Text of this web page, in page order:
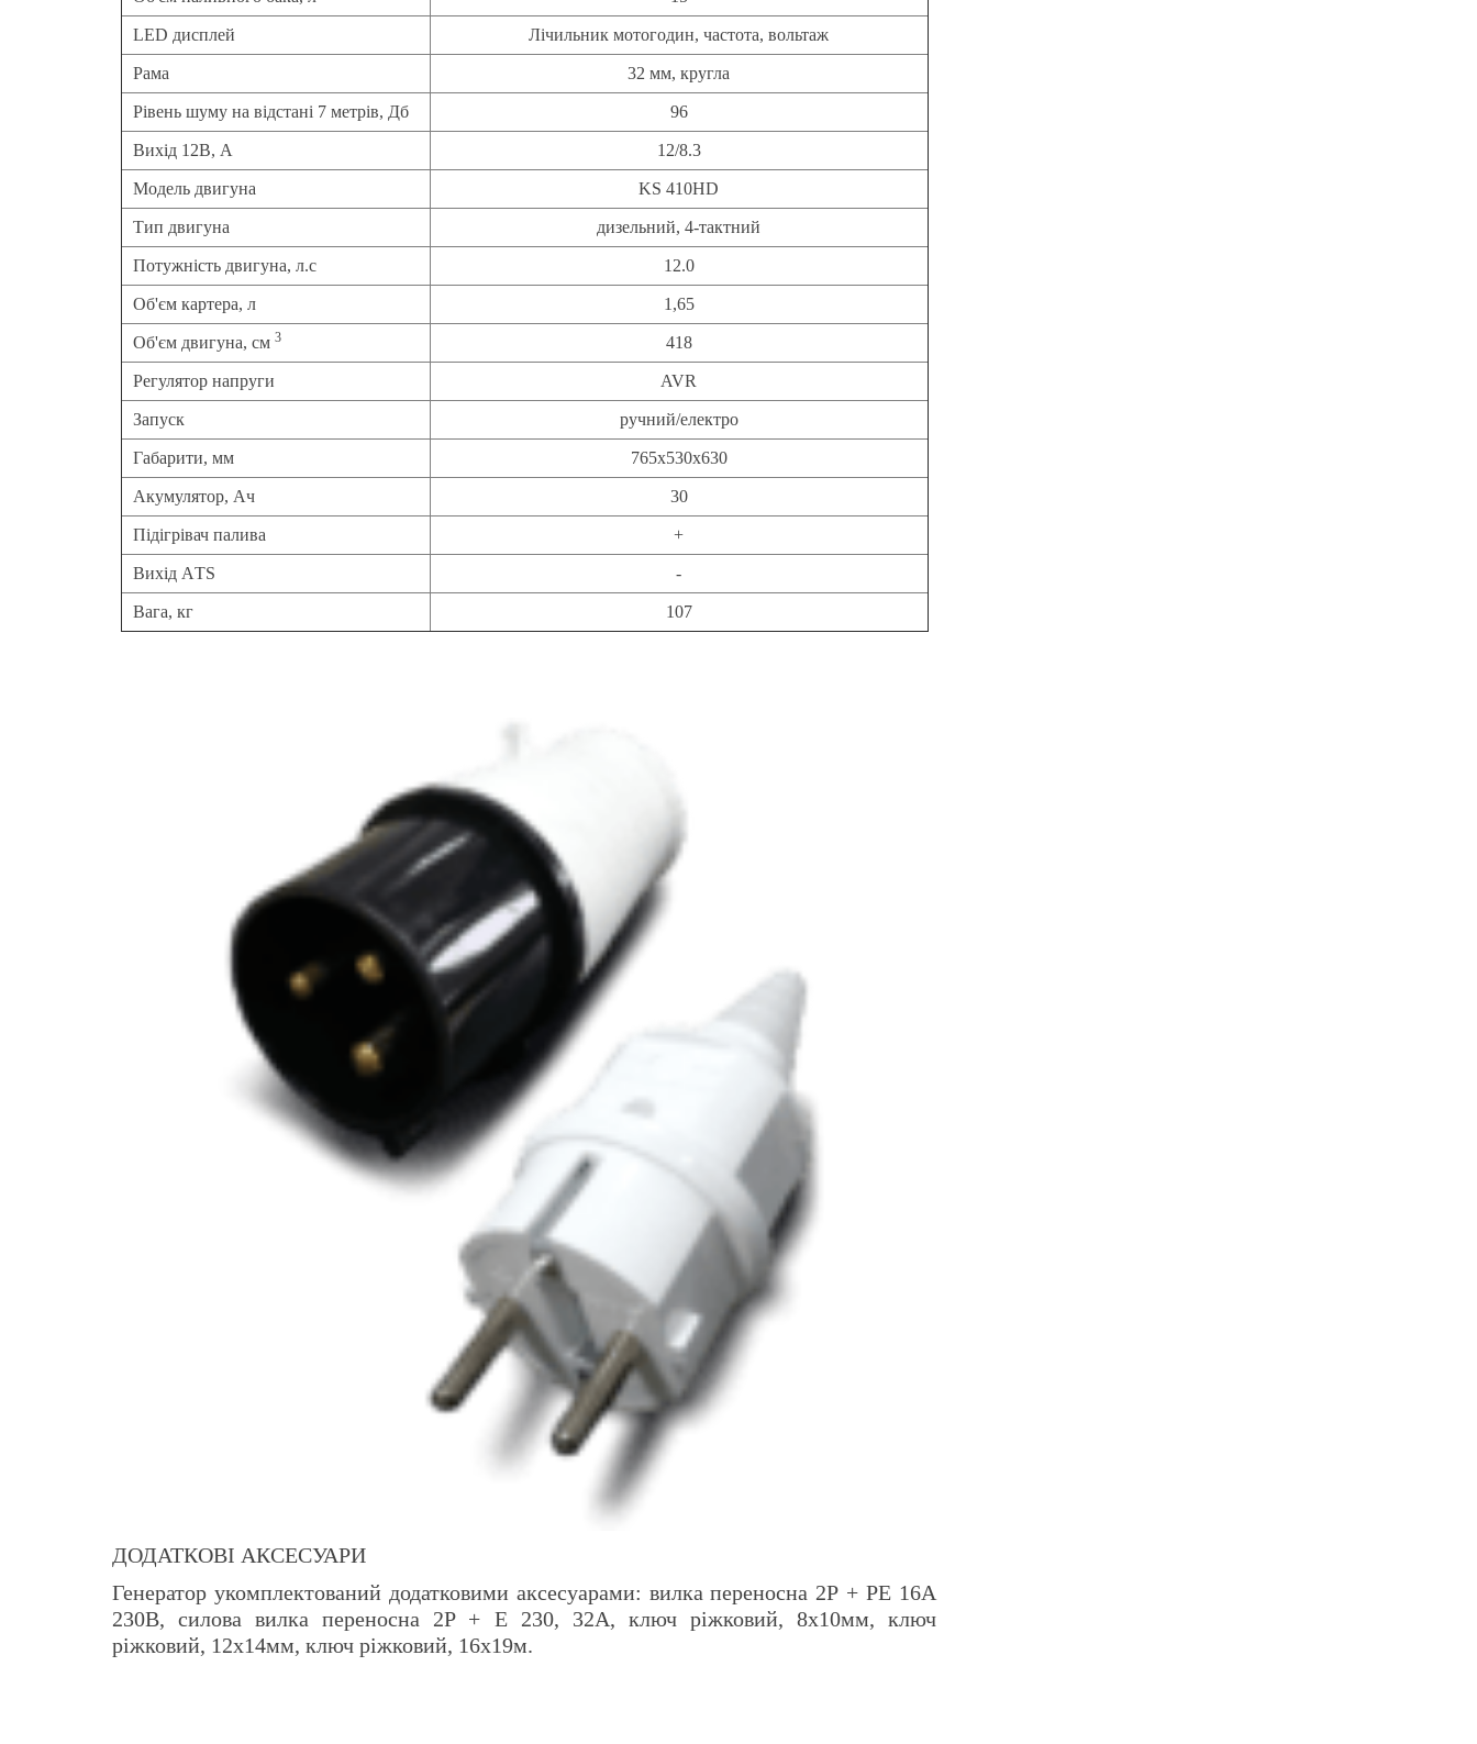
LED дисплей Лічильник мотогодин, частота, вольтаж
Рама 32 мм, кругла
Рівень шуму на відстані 7 метрів, Дб 96
Вихід 12В, А 12/8.3
Модель двигуна KS 410HD
Тип двигуна дизельний, 4-тактний
Потужність двигуна, л.с 12.0
Об'єм картера, л 1,65
Об'єм двигуна, см 3 418
Регулятор напруги AVR
Запуск ручний/електро
Габарити, мм 765x530x630
Акумулятор, Aч 30
Підігрівач палива +
Вихід АTS -
Вага, кг 107
ДОДАТКОВІ АКСЕСУАРИ
Генератор укомплектований додатковими аксесуарами: вилка переносна 2Р + РЕ 16А
230В, силова вилка переносна 2P + Е 230, 32А, ключ ріжковий, 8х10мм, ключ
ріжковий, 12х14мм, ключ ріжковий, 16х19м.